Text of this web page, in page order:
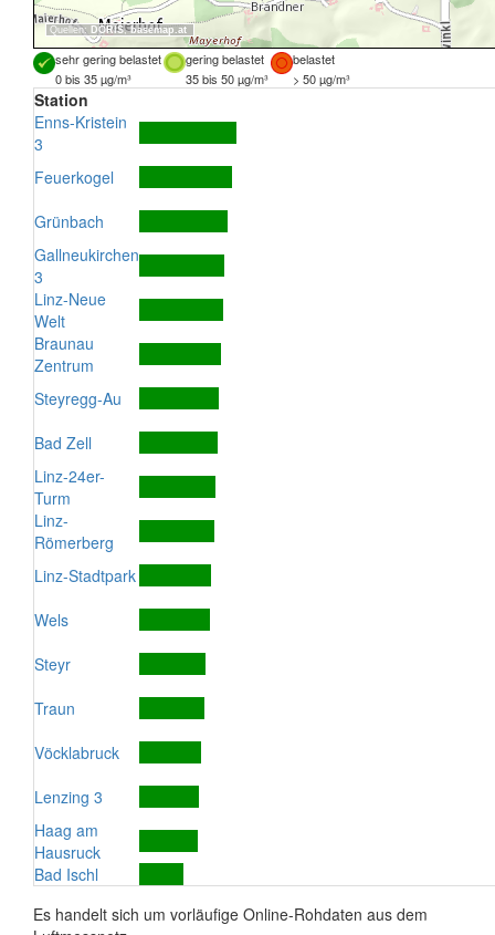
Quellen: DORIS,basemap.at
sehr gering belastet gering belastet
belastet
0 bis 35 µg/m³
35 bis 50 µg/m³ > 50 µg/m³
Station
Enns-Kristein
3
Feuerkogel
Grünbach
Gallneukirchen
3
Linz-Neue
Welt
Braunau
Zentrum
Steyregg-Au
Bad Zell
Linz-24er-
Turm
Linz-
Römerberg
Linz-Stadtpark
Wels
Steyr
Traun
Vöcklabruck
Lenzing 3
Haag am
Hausruck
Bad Ischl
Es handelt sich um vorläufige Online-Rohdaten aus dem